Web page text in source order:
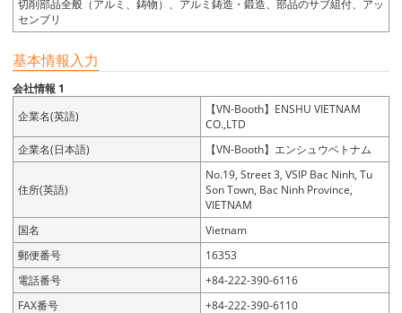
切削部品全般（アルミ、鋳物）、アルミ鋳造・鍛造、部品のサブ組付、アッ
センブリ
基本情報入力
会社情報 1
企業名(英語)
【VN-Booth】ENSHU VIETNAM
CO.,LTD
企業名(日本語)
【VN-Booth】エンシュウベトナム
住所(英語)
No.19, Street 3, VSIP Bac Ninh, Tu
Son Town, Bac Ninh Province,
VIETNAM
国名
Vietnam
郵便番号
16353
電話番号
+84-222-390-6116
FAX番号
+84-222-390-6110